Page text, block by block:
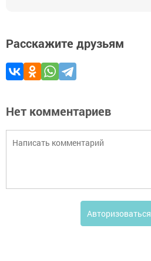
Расскажите друзьям
Нет комментариев
Авторизоваться